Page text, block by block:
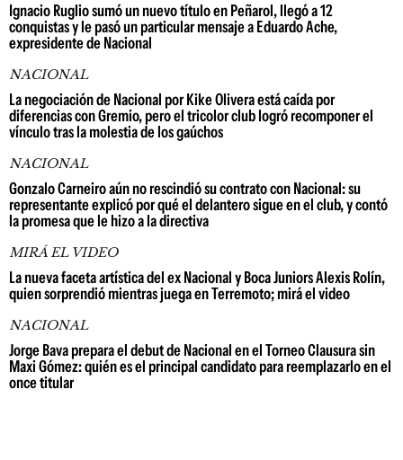
Ignacio Ruglio sumó un nuevo título en Peñarol, llegó a 12
conquistas y le pasó un particular mensaje a Eduardo Ache,
expresidente de Nacional
NACIONAL
La negociación de Nacional por Kike Olivera está caída por
diferencias con Gremio, pero el tricolor club logró recomponer el
vínculo tras la molestia de los gaúchos
NACIONAL
Gonzalo Carneiro aún no rescindió su contrato con Nacional: su
representante explicó por qué el delantero sigue en el club, y contó
la promesa que le hizo a la directiva
MIRÁ EL VIDEO
La nueva faceta artística del ex Nacional y Boca Juniors Alexis Rolín,
quien sorprendió mientras juega en Terremoto; mirá el video
NACIONAL
Jorge Bava prepara el debut de Nacional en el Torneo Clausura sin
Maxi Gómez: quién es el principal candidato para reemplazarlo en el
once titular